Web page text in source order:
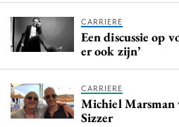
CARRIERE
Een discussie op
er ook zijn’
CARRIERE
Michiel
Sizzer